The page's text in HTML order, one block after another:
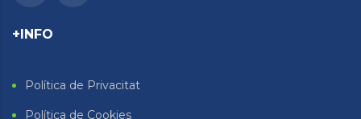
+INFO
Política de Privacitat
Política de Cookies